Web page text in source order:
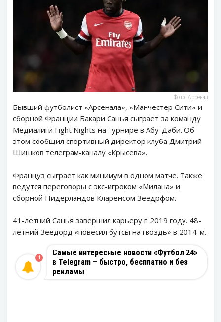
Фото: Арсенал
Бывший футболист «Арсенала», «Манчестер Сити» и
сборной Франции Бакари Санья сыграет за команду
Медиалиги Fight Nights на турнире в Абу-Даби. Об
этом сообщил спортивный директор клуба Дмитрий
Шишков телеграм-каналу «Крысева».
Француз сыграет как минимум в одном матче. Также
ведутся переговоры с экс-игроком «Милана» и
сборной Нидерландов Кларенсом Зеедрфом.
41-летний Санья завершил карьеру в 2019 году. 48-
летний Зеедорд «повесил бутсы на гвоздь» в 2014-м.
Самые интересные новости «Футбол 24»
в Telegram – быстро, бесплатно и без
рекламы
1